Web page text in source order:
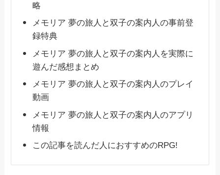
略
メモリア 夢の旅人と双子の案内人の事前登
録特典
メモリア 夢の旅人と双子の案内人を実際に
遊んだ感想まとめ
メモリア 夢の旅人と双子の案内人のプレイ
動画
メモリア 夢の旅人と双子の案内人のアプリ
情報
この記事を読んだ人におすすめのRPG!